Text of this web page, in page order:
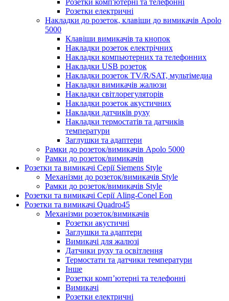
Розетки комп'ютерні та телефонні
Розетки електричні
Накладки до розеток, клавіши до вимикачів Apolo
5000
Клавіши вимикачів та кнопок
Накладки розеток електрічних
Накладки компьютерних та телефонних
Накладки USB розеток
Накладки розеток TV/R/SAT, мультімедиа
Накладки вимикачів жалюзи
Накладки світлорегуляторів
Накладки розеток акустичних
Накладки датчиків руху
Накладки термостатів та датчиків
температури
Заглушки та адаптери
Рамки до розеток/вимикачів Apolo 5000
Рамки до розеток/вимикачів
Розетки та вимикачі Серії Siemens Style
Механізми до розеток/вимикачів Style
Рамки до розеток/вимикачів Style
Розетки та вимикачі Серії Aling-Conel Eon
Розетки та вимикачі Quadro45
Механізми розеток/вимикачів
Розетки акустичні
Заглушки та адаптери
Вимикачі для жалюзі
Датчики руху та освітлення
Термостати та датчики температури
Інше
Розетки комп’ютерні та телефонні
Вимикачі
Розетки електричні